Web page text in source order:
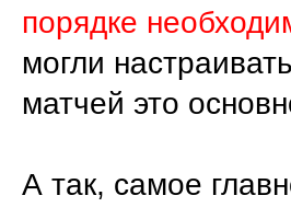
порядке
могли
матчей это
А так, самое